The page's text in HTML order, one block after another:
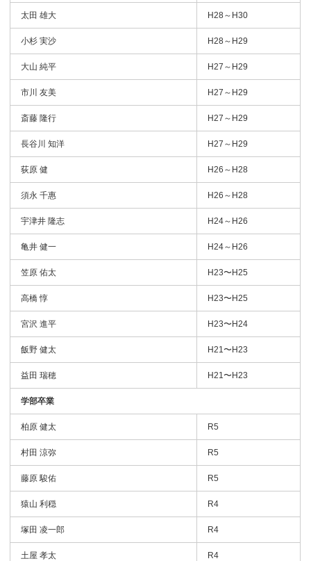
太田 雄大 H28～H30
小杉 実沙 H28～H29
大山 純平 H27～H29
市川 友美 H27～H29
斎藤 隆行 H27～H29
長谷川 知洋 H27～H29
荻原 健 H26～H28
須永 千惠 H26～H28
宇津井 隆志 H24～H26
亀井 健一 H24～H26
笠原 佑太 H23〜H25
高橋 惇 H23〜H25
宮沢 進平 H23〜H24
飯野 健太 H21〜H23
益田 瑞穂 H21〜H23
学部卒業
柏原 健太 R5
村田 涼弥 R5
藤原 駿佑 R5
猿山 利穏 R4
塚田 凌一郎 R4
土屋 孝太 R4